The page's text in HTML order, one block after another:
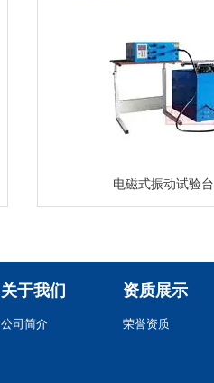
电磁式振动试验台
关于我们
公司简介
资质展示
荣誉资质